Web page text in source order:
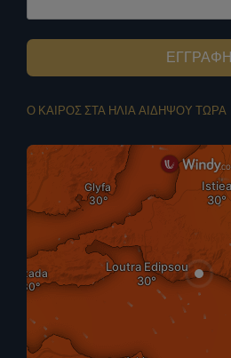
ΕΓΓΡΑΦΗ
Ο ΚΑΙΡΟΣ ΣΤΑ ΗΛΙΑ ΑΙΔΗΨΟΥ ΤΩΡΑ